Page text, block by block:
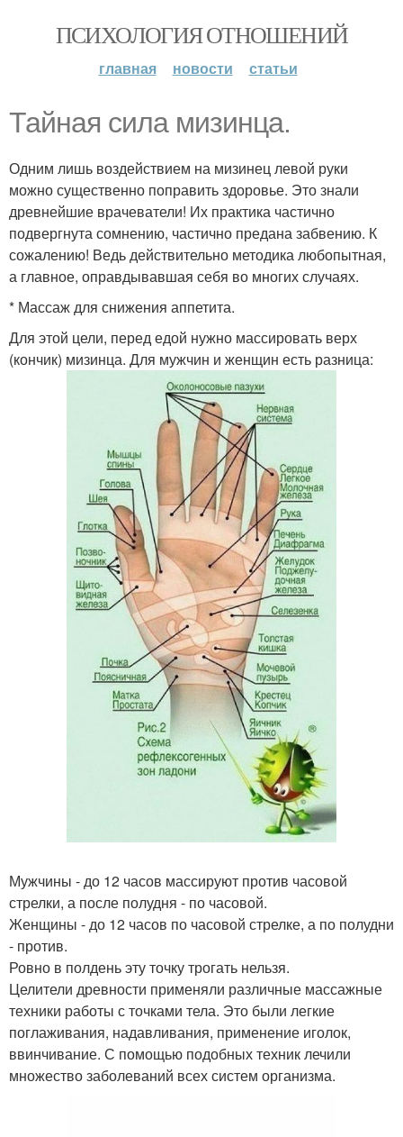
ПСИХОЛОГИЯ ОТНОШЕНИЙ
главная новости статьи
Тайная сила мизинца.
Одним лишь воздействием на мизинец левой руки
можно существенно поправить здоровье. Это знали
древнейшие врачеватели! Их практика частично
подвергнута сомнению, частично предана забвению. К
сожалению! Ведь действительно методика любопытная,
а главное, оправдывавшая себя во многих случаях.
* Массаж для снижения аппетита.
Для этой цели, перед едой нужно массировать верх
(кончик) мизинца. Для мужчин и женщин есть разница:
Мужчины - до 12 часов массируют против часовой
стрелки, а после полудня - по часовой.
Женщины - до 12 часов по часовой стрелке, а по полудни
- против.
Ровно в полдень эту точку трогать нельзя.
Целители древности применяли различные массажные
техники работы с точками тела. Это были легкие
поглаживания, надавливания, применение иголок,
ввинчивание. С помощью подобных техник лечили
множество заболеваний всех систем организма.